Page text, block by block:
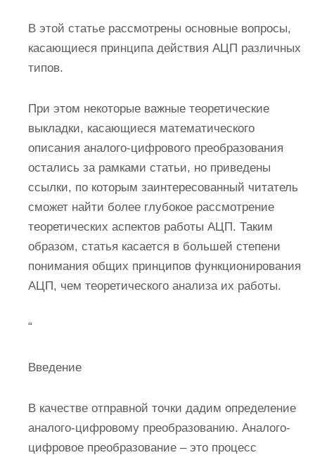
В этой статье рассмотрены основные вопросы,
касающиеся принципа действия АЦП различных
типов.
При этом некоторые важные теоретические
выкладки, касающиеся математического
описания аналого-цифрового преобразования
остались за рамками статьи, но приведены
ссылки, по которым заинтересованный читатель
сможет найти более глубокое рассмотрение
теоретических аспектов работы АЦП. Таким
образом, статья касается в большей степени
понимания общих принципов функционирования
АЦП, чем теоретического анализа их работы.
“
Введение
В качестве отправной точки дадим определение
аналого-цифровому преобразованию. Аналого-
цифровое преобразование – это процесс